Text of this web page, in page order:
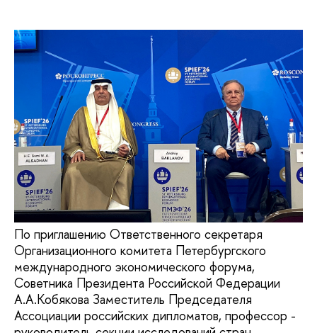
По приглашению Ответственного секретаря
Организационного комитета Петербургского
международного экономического форума,
Советника Президента Российской Федерации
А.А.Кобякова Заместитель Председателя
Ассоциации российских дипломатов, профессор -